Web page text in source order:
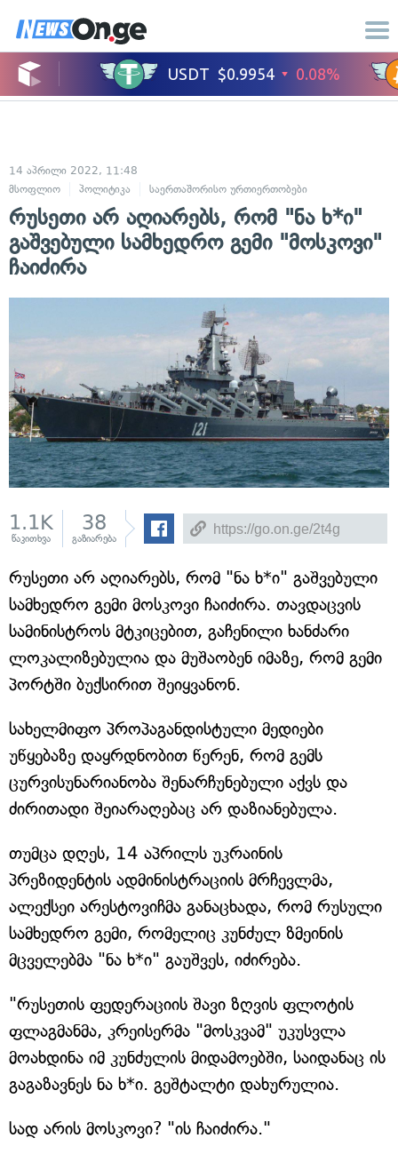
14 აპრილი 2022, 11:48
მსოფლიო
პოლიტიკა საერთაშორისო ურთიერთობები
რუსეთი არ აღიარებს, რომ "ნა ხ*ი"
გაშვებული სამხედრო გემი "მოსკოვი"
ჩაიძირა
1.1K
წაკითხვა
38
გაზიარება
რუსეთი არ აღიარებს, რომ "ნა ხ*ი" გაშვებული
სამხედრო გემი მოსკოვი ჩაიძირა. თავდაცვის
სამინისტროს მტკიცებით, გაჩენილი ხანძარი
ლოკალიზებულია და მუშაობენ იმაზე, რომ გემი
პორტში ბუქსირით შეიყვანონ.
სახელმიფო პროპაგანდისტული მედიები
უწყებაზე დაყრდნობით წერენ, რომ გემს
ცურვისუნარიანობა შენარჩუნებული აქვს და
ძირითადი შეიარაღებაც არ დაზიანებულა.
თუმცა დღეს, 14 აპრილს უკრაინის
პრეზიდენტის ადმინისტრაციის მრჩევლმა,
ალექსეი არესტოვიჩმა განაცხადა, რომ რუსული
სამხედრო გემი, რომელიც კუნძულ ზმეინის
მცველებმა "ნა ხ*ი" გაუშვეს, იძირება.
"რუსეთის ფედერაციის შავი ზღვის ფლოტის
ფლაგმანმა, კრეისერმა "მოსკვამ" უკუსვლა
მოახდინა იმ კუნძულის მიდამოებში, საიდანაც ის
გაგაზავნეს ნა ხ*ი. გეშტალტი დახურულია.
სად არის მოსკოვი? "ის ჩაიძირა."